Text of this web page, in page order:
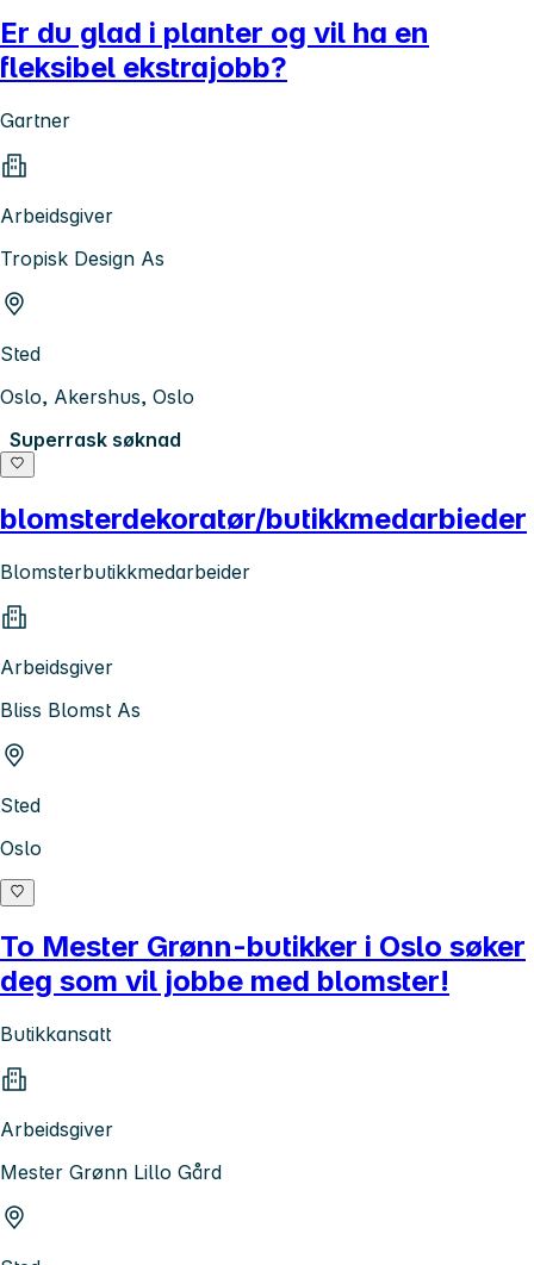
Er du glad i planter og vil ha en
fleksibel ekstrajobb?
Gartner
Arbeidsgiver
Tropisk Design As
Sted
Oslo, Akershus, Oslo
Superrask søknad
blomsterdekoratør/butikkmedarbieder
Blomsterbutikkmedarbeider
Arbeidsgiver
Bliss Blomst As
Sted
Oslo
To Mester Grønn-butikker i Oslo søker
deg som vil jobbe med blomster!
Butikkansatt
Arbeidsgiver
Mester Grønn Lillo Gård